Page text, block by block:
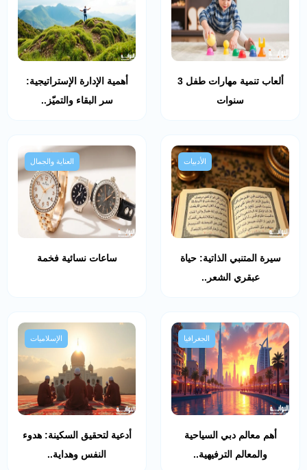
ألعاب تنمية مهارات طفل 3
سنوات
أهمية الإدارة الإستراتيجية:
سر البقاء والتميّز..
الأدبيات
سيرة المتنبي الذاتية: حياة
عبقري الشعر..
العناية والجمال
ساعات نسائية فخمة
الجغرافيا
أهم معالم دبي السياحية
والمعالم الترفيهية..
الإسلاميات
أدعية لتحقيق السكينة: هدوء
النفس وهداية..